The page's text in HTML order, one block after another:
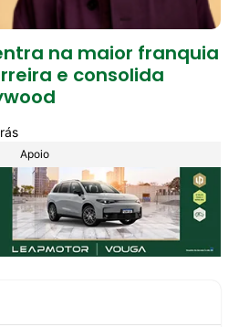
na maior franquia
e consolida
Apoio